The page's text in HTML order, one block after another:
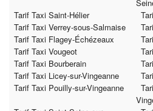
Tarif Taxi Saint-Hélier
Tarif Taxi Verrey-sous-Salmaise
Tarif Taxi Flagey-Échézeaux
Tarif Taxi Vougeot
Tarif Taxi Bourberain
Tarif Taxi Licey-sur-Vingeanne
Tarif Taxi Pouilly-sur-Vingeanne